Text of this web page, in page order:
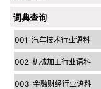
词典查询
001-汽车技术行业语料
002-机械加工行业语料
003-金融财经行业语料